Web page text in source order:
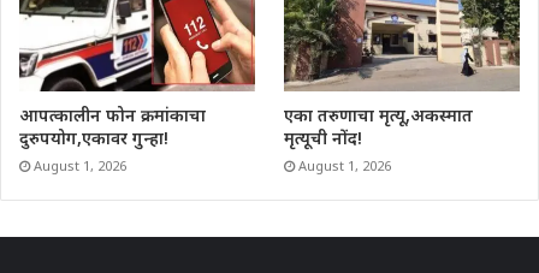
आपत्कालीन फोन क्रमांकाचा
दुरुपयोग,एकावर गुन्हा!
August 1, 2026
एका तरुणाचा मृत्यू,अकस्मात
मृत्यूची नोंद!
August 1, 2026